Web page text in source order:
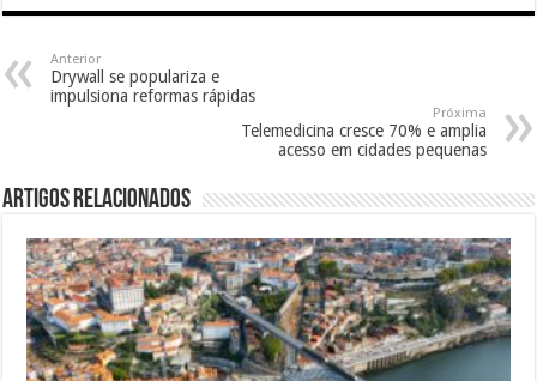
Anterior
Drywall se populariza e
impulsiona reformas rápidas
Próxima
Telemedicina cresce 70% e amplia
acesso em cidades pequenas
Artigos relacionados